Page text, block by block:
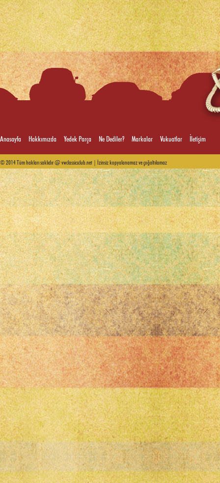
Anasayfa Hakkımızda Yedek Parça Ne Dediler? Markalar Vukuatlar İletişim
© 2014 Tüm hakları saklıdır @ vwclassicsclub.net | İzinsiz kopyalanamaz ve çoğaltılamaz